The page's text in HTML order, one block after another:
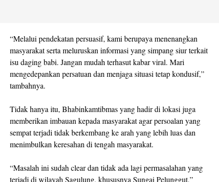
“Melalui pendekatan persuasif, kami berupaya menenangkan
masyarakat serta meluruskan informasi yang simpang siur terkait
isu daging babi. Jangan mudah terhasut kabar viral. Mari
mengedepankan persatuan dan menjaga situasi tetap kondusif,”
tambahnya.
Tidak hanya itu, Bhabinkamtibmas yang hadir di lokasi juga
memberikan imbauan kepada masyarakat agar persoalan yang
sempat terjadi tidak berkembang ke arah yang lebih luas dan
menimbulkan keresahan di tengah masyarakat.
“Masalah ini sudah clear dan tidak ada lagi permasalahan yang
terjadi di wilayah Sagulung, khususnya Sungai Pelunggut,”